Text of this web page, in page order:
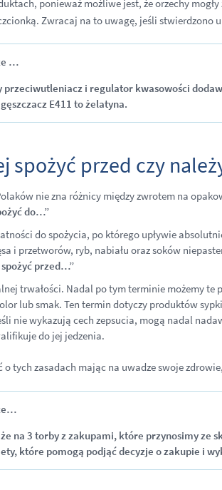
ponieważ możliwe jest, że orzechy
Zwracaj na to uwagę, jeśli stwierdzono
…
przeciwutleniacz i regulator kwasowości
E411 to żelatyna.
spożyć przed czy
nie zna różnicy między zwrotem na
do…”
do spożycia, po którego upływie
i przetworów, ryb, nabiału oraz soków
przed…”
trwałości. Nadal po tym terminie możemy te
lub smak. Ten termin dotyczy produktów
nie wykazują cech zepsucia, mogą nadal
do jej jedzenia.
o tych zasadach mając na uwadze swoje
na 3 torby z zakupami, które przynosimy ze
które pomogą podjąć decyzje o zakupie i